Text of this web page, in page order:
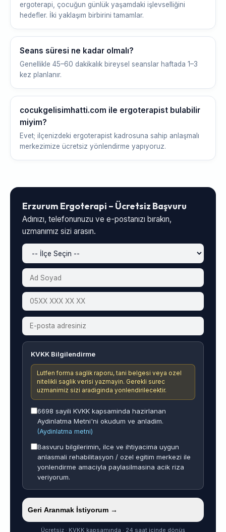
ergoterapi, çocuğun günlük yaşamdaki işlevselliğini
hedefler. İki yaklaşım birbirini tamamlar.
Seans süresi ne kadar olmalı?
Genellikle 45–60 dakikalık bireysel seanslar haftada 1–3
kez planlanır.
cocukgelisimhatti.com ile ergoterapist bulabilir
miyim?
Evet; ilçenizdeki ergoterapist kadrosuna sahip anlaşmalı
merkezimize ücretsiz yönlendirme yapıyoruz.
Erzurum Ergoterapi – Ücretsiz Başvuru
Adınızı, telefonunuzu ve e-postanızı bırakın,
uzmanımız sizi arasın.
KVKK Bilgilendirme
Lutfen forma saglik raporu, tani belgesi veya ozel
nitelikli saglik verisi yazmayin. Gerekli surec
uzmanimiz sizi aradiginda yonlendirilecektir.
6698 sayili KVKK kapsaminda hazirlanan
Aydinlatma Metni'ni okudum ve anladim.
(Aydinlatma metni)
Basvuru bilgilerimin, ilce ve ihtiyacima uygun
anlasmali rehabilitasyon / ozel egitim merkezi ile
yonlendirme amaciyla paylasilmasina acik riza
veriyorum.
Geri Aranmak İstiyorum →
Ücretsiz · KVKK kapsamında · 24 saat içinde dönüş